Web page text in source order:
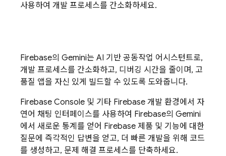
사용하여 개발 프로세스를 간소화하세요.
Firebase의 Gemini는 AI 기반 공동작업 어시스턴트로,
개발 프로세스를 간소화하고, 디버깅 시간을 줄이며, 고
품질 앱을 자신 있게 빌드할 수 있도록 도와줍니다.
Firebase Console 및 기타 Firebase 개발 환경에서 자
연어 채팅 인터페이스를 사용하여 Firebase의 Gemini
에서 새로운 통계를 얻어 Firebase 제품 및 기능에 대한
질문에 즉각적인 답변을 얻고, 더 빠른 개발을 위해 코드
를 생성하고, 문제 해결 프로세스를 단축하세요.